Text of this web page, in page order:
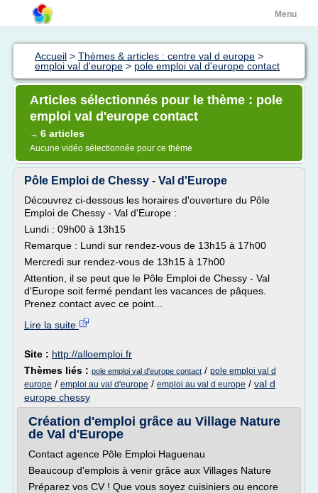
Menu
Accueil > Thèmes & articles : centre val d europe >
emploi val d'europe > pole emploi val d'europe contact
Articles sélectionnés pour le thème : pole
emploi val d'europe contact
→ 6 articles
Aucune vidéo sélectionnée pour ce thème
Pôle Emploi de Chessy - Val d'Europe
Découvrez ci-dessous les horaires d'ouverture du Pôle
Emploi de Chessy - Val d'Europe :
Lundi : 09h00 à 13h15
Remarque : Lundi sur rendez-vous de 13h15 à 17h00
Mercredi sur rendez-vous de 13h15 à 17h00
Attention, il se peut que le Pôle Emploi de Chessy - Val
d'Europe soit fermé pendant les vacances de pâques.
Prenez contact avec ce point...
Lire la suite
Site : http://alloemploi.fr
Thèmes liés : pole emploi val d'europe contact / pole emploi val d
europe / emploi au val d'europe / emploi au val d europe / val d
europe chessy
Création d'emploi grâce au Village Nature
de Val d'Europe
Contact agence Pôle Emploi Haguenau
Beaucoup d'emplois à venir grâce aux Villages Nature
Préparez vos CV ! Que vous soyez cuisiniers ou encore